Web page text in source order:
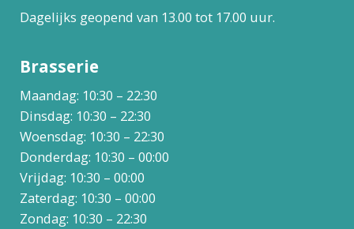
Dagelijks geopend van 13.00 tot 17.00 uur.
Brasserie
Maandag: 10:30 – 22:30
Dinsdag: 10:30 – 22:30
Woensdag: 10:30 – 22:30
Donderdag: 10:30 – 00:00
Vrijdag: 10:30 – 00:00
Zaterdag: 10:30 – 00:00
Zondag: 10:30 – 22:30